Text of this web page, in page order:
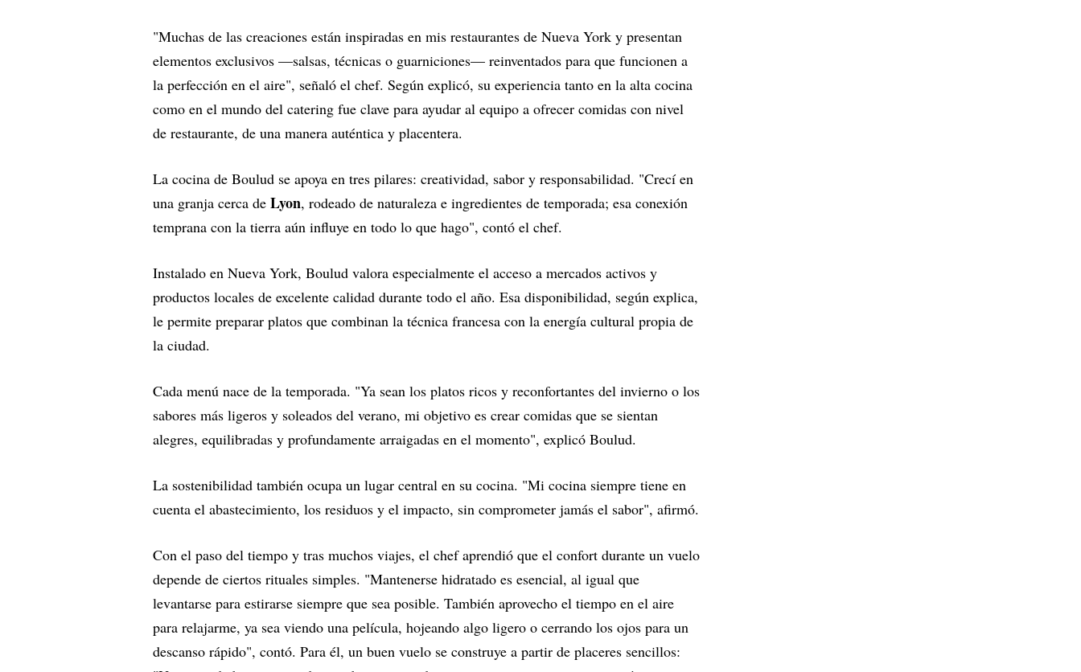
"Muchas de las creaciones están inspiradas en mis restaurantes de Nueva York y presentan
elementos exclusivos —salsas, técnicas o guarniciones— reinventados para que funcionen a
la perfección en el aire", señaló el chef. Según explicó, su experiencia tanto en la alta cocina
como en el mundo del catering fue clave para ayudar al equipo a ofrecer comidas con nivel
de restaurante, de una manera auténtica y placentera.
La cocina de Boulud se apoya en tres pilares: creatividad, sabor y responsabilidad. "Crecí en
una granja cerca de Lyon, rodeado de naturaleza e ingredientes de temporada; esa conexión
temprana con la tierra aún influye en todo lo que hago", contó el chef.
Instalado en Nueva York, Boulud valora especialmente el acceso a mercados activos y
productos locales de excelente calidad durante todo el año. Esa disponibilidad, según explica,
le permite preparar platos que combinan la técnica francesa con la energía cultural propia de
la ciudad.
Cada menú nace de la temporada. "Ya sean los platos ricos y reconfortantes del invierno o los
sabores más ligeros y soleados del verano, mi objetivo es crear comidas que se sientan
alegres, equilibradas y profundamente arraigadas en el momento", explicó Boulud.
La sostenibilidad también ocupa un lugar central en su cocina. "Mi cocina siempre tiene en
cuenta el abastecimiento, los residuos y el impacto, sin comprometer jamás el sabor", afirmó.
Con el paso del tiempo y tras muchos viajes, el chef aprendió que el confort durante un vuelo
depende de ciertos rituales simples. "Mantenerse hidratado es esencial, al igual que
levantarse para estirarse siempre que sea posible. También aprovecho el tiempo en el aire
para relajarme, ya sea viendo una película, hojeando algo ligero o cerrando los ojos para un
descanso rápido", contó. Para él, un buen vuelo se construye a partir de placeres sencillos: